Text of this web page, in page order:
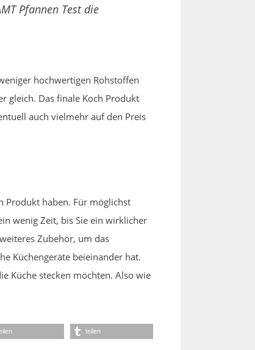
Pfannen Test die
hochwertigen Rohstoffen
gleich. Das finale Koch Produkt
auch vielmehr auf den Preis
Produkt haben. Für möglichst
wenig Zeit, bis Sie ein wirklicher
Zubehör, um das
Küchengeräte beieinander hat.
Küche stecken möchten. Also wie
teilen